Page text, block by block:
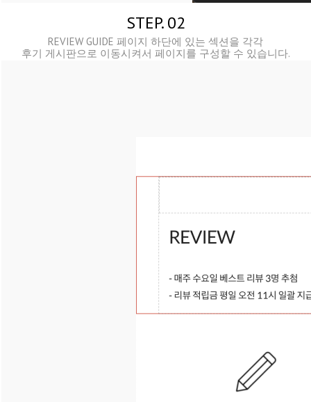
STEP. 02
REVIEW GUIDE 페이지 하단에 있는 섹션을 각각
후기 게시판으로 이동시켜서 페이지를 구성할 수 있습니다.